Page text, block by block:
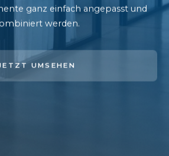
ganz einfach angepasst und
werden.
UMSEHEN